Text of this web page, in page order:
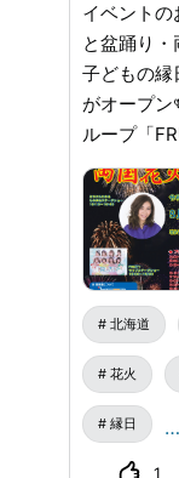
イベントのお知らせ📣 8/15
と盆踊り・
子どもの縁
がオープン🍻 特設ステージでは、北海道発ア
ループ「
よるもの
ます🎵 子ども盆踊りや個性が光る仮装盆踊り、お楽し
み抽選会
載です😍 そしてお祭りの締めくくりには、鮮やかな花
火が足寄の
じながら、
ださい🤗 🔶日時：2026年8月15日（土） 13:00 - 21:00
（花火打上時
センター
会場） 利別
問合せ先
北海道
花火
縁日
1